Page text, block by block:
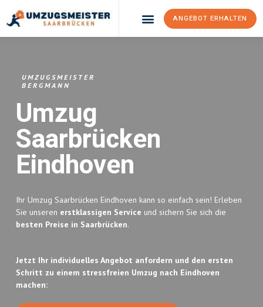
ANGEBOT ERHALTEN
UMZUGSMEISTER
BERGMANN
Umzug
Saarbrücken
Eindhoven
Ihr Umzug Saarbrücken Eindhoven kann so einfach sein! Erleben
Sie unseren erstklassigen Service und sichern Sie sich die
besten Preise in Saarbrücken.
Jetzt Ihr individuelles Angebot anfordern und den ersten
Schritt zu einem stressfreien Umzug nach Eindhoven
machen: